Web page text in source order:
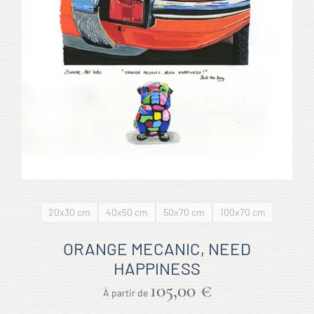
20x30 cm 40x50 cm 50x70 cm 100x70 cm
ORANGE MECANIC, NEED
HAPPINESS
105,00 €